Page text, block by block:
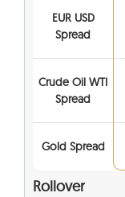
EUR USD
Spread
Crude Oil WTI
Spread
Gold Spread
Rollover